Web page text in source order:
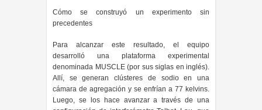
Cómo se construyó un experimento sin
precedentes
Para alcanzar este resultado, el equipo
desarrolló una plataforma experimental
denominada MUSCLE (por sus siglas en inglés).
Allí, se generan clústeres de sodio en una
cámara de agregación y se enfrían a 77 kelvins.
Luego, se los hace avanzar a través de una